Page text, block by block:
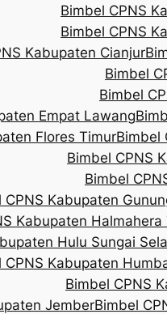
Bimbel CPNS
Bimbel CPNS
Kabupaten Cianjur
Bimbel
Bimbel
Empat Lawang
Flores TimurBimbel
Bimbel CPNS
Bimbel
CPNS Kabupaten
Kabupaten Halmahera
Hulu Sungai
CPNS Kabupaten
Bimbel CPNS
JemberBimbel